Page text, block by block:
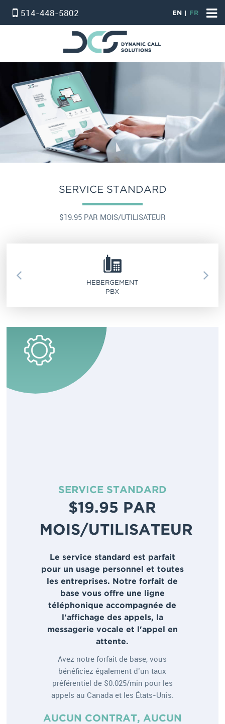
514-448-5802 EN FR
PBX VIRTUEL
SERVICE STANDARD
SERVICE PROFESSIONNEL
FORFAIT TÉLÉPHONE ET INTERNET
INTERNET
SERVICE D’ALARMSERVICE STANDARD
$19.95 PAR MOIS/UTILISATEUR
HEBERGEMENT
PBX
SERVICE STANDARD
$19.95 PAR
MOIS/UTILISATEUR
Le service standard est parfait
pour un usage personnel et toutes
les entreprises. Notre forfait de
base vous offre une ligne
téléphonique accompagnée de
l'affichage des appels, la
messagerie vocale et l'appel en
attente.
Avez notre forfait de base, vous
bénéficiez également d’un taux
préférentiel de $0.025/min pour les
appels au Canada et les États-Unis.
AUCUN CONTRAT, AUCUN